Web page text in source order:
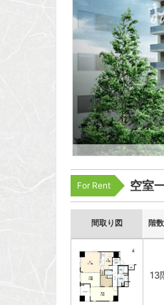
For Rent 空室
間取り図 階数
13